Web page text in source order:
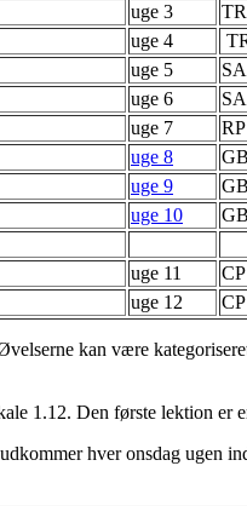
uge 3
TR
uge 4
uge 5
SA
uge 6
SA
uge 7
RP
uge 8
GB
uge 9
GB
uge 10
GB
uge 11
CP
uge 12 CP
kan være
1.12. Den første lektion er
hver onsdag